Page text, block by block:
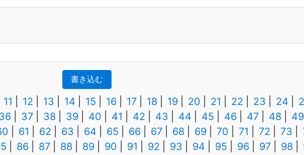
書き込む
11 12 13 14 15 16 17 18 19 20 21 22 23 24
37 38 39 40 41 42 43 44 45 46 47 48 49
61 62 63 64 65 66 67 68 69 70 71 72 73
86 87 88 89 90 91 92 93 94 95 96 97 98